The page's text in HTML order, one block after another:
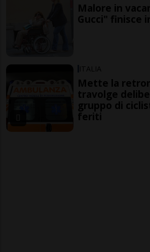
Malore in
Gucci" finisce
ITALIA
Mette la
travolge
gruppo di
feriti